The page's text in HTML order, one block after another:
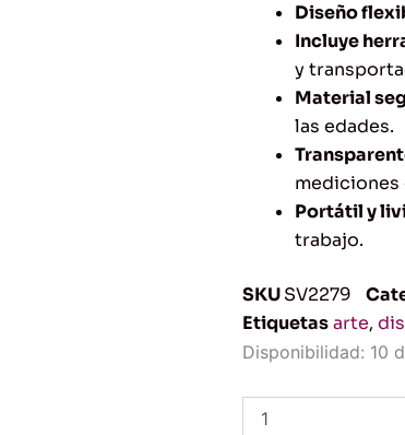
Diseño
Incluye
y
Material
las edades.
mediciones
Portátil y
trabajo.
SKUSV2279
Etiquetasarte,
Disponibilidad: 10
Set
Geométrico
Flexible